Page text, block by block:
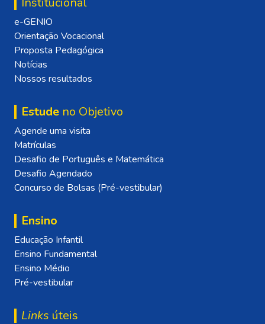
e-GENIO
Orientação Vocacional
Proposta Pedagógica
Notícias
Nossos resultados
Estude no Objetivo
Agende uma visita
Matrículas
Desafio de Português e Matemática
Desafio Agendado
Concurso de Bolsas (Pré-vestibular)
Ensino
Educação Infantil
Ensino Fundamental
Ensino Médio
Pré-vestibular
Links úteis